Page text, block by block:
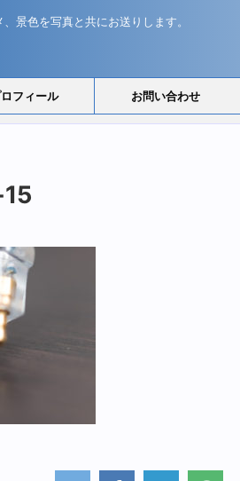
景色を写真と共にお送りします。
フィール お問い合わせ